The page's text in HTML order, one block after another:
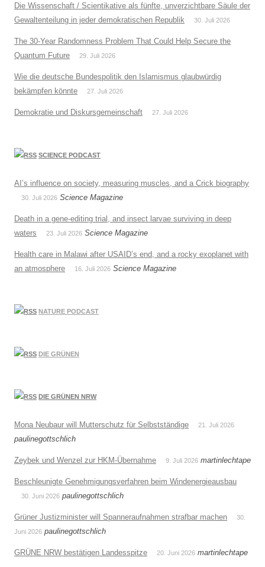
Die Wissenschaft / Scientikative als fünfte, unverzichtbare Säule der
Gewaltenteilung in jeder demokratischen Republik
30. Juli 2026
The 30-Year Randomness Problem That Could Help Secure the
Quantum Future
29. Juli 2026
Wie die deutsche Bundespolitik den Islamismus glaubwürdig
bekämpfen könnte
27. Juli 2026
Demokratie und Diskursgemeinschaft 27. Juli 2026
SCIENCE PODCAST
AI’s influence on society, measuring muscles, and a Crick biography
30. Juli 2026 Science Magazine
Death in a gene-editing trial, and insect larvae surviving in deep
waters
23. Juli 2026 Science Magazine
Health care in Malawi after USAID’s end, and a rocky exoplanet with
an atmosphere
16. Juli 2026 Science Magazine
NATURE PODCAST
DIE GRÜNEN
DIE GRÜNEN NRW
Mona Neubaur will Mutterschutz für Selbstständige 21. Juli 2026
paulinegottschlich
Zeybek und Wenzel zur HKM-Übernahme 9. Juli 2026 martinlechtape
Beschleunigte Genehmigungsverfahren beim Windenergieausbau
30. Juni 2026 paulinegottschlich
Grüner Justizminister will Spanneraufnahmen strafbar machen
30.
Juni 2026 paulinegottschlich
GRÜNE NRW bestätigen Landesspitze 20. Juni 2026 martinlechtape